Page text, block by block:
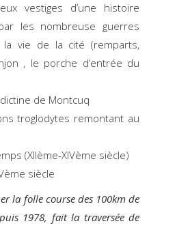
vestiges d’une histoire
les nombreuse guerres
la vie de la cité (remparts,
, le porche d’entrée du
de Montcuq
troglodytes remontant au
(XIIème-XIVème siècle)
siècle
la folle course des 100km de
1978, fait la traversée de